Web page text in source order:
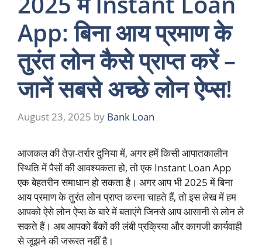
App: बिना आय प्रमाण के
तुरंत लोन कैसे प्राप्त करें –
जानें सबसे अच्छे लोन ऐप्स!
August 23, 2025 by Bank Loan
आजकल की तेज़-तर्रार दुनिया में, अगर हमें किसी आपातकालीन
स्थिति में पैसों की आवश्यकता हो, तो एक Instant Loan App
एक बेहतरीन समाधान हो सकता है। अगर आप भी 2025 में बिना
आय प्रमाण के तुरंत लोन प्राप्त करना चाहते हैं, तो इस लेख में हम
आपको ऐसे लोन ऐप्स के बारे में बताएंगे जिनसे आप आसानी से लोन ले
सकते हैं। अब आपको बैंकों की लंबी प्रक्रिया और कागजी कार्यवाही
से जूझने की जरूरत नहीं है।